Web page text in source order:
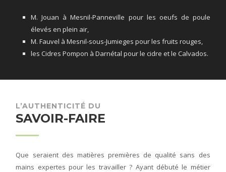
M. Jouan à Mesnil-Panneville pour les oeufs de poule
élevés en plein air,
M. Fauvel à Mesnil-sous-Jumieges pour les fruits rouges,
les Cidres Pompon à Darnétal pour le cidre et le Calvados.
L’AUTHENTICITÉ DU
SAVOIR-FAIRE
Que seraient des matières premières de qualité sans des
mains expertes pour les travailler ? Ayant débuté le métier